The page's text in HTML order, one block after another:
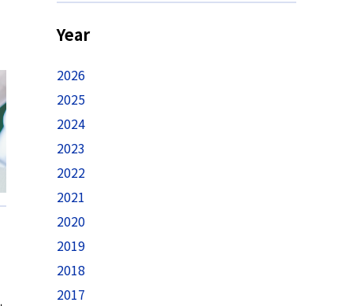
Year
2026
2025
2024
2023
2022
2021
2020
2019
2018
2017